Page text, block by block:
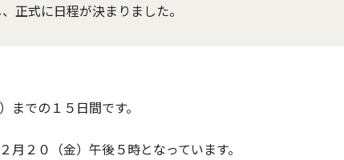
正式に日程が決まりました。
での１５日間です。
２０（金）午後５時となっています。